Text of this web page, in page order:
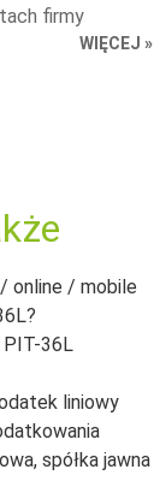
firmy
WIĘCEJ »
online / mobile
PIT-36L
liniowy
spółka jawna